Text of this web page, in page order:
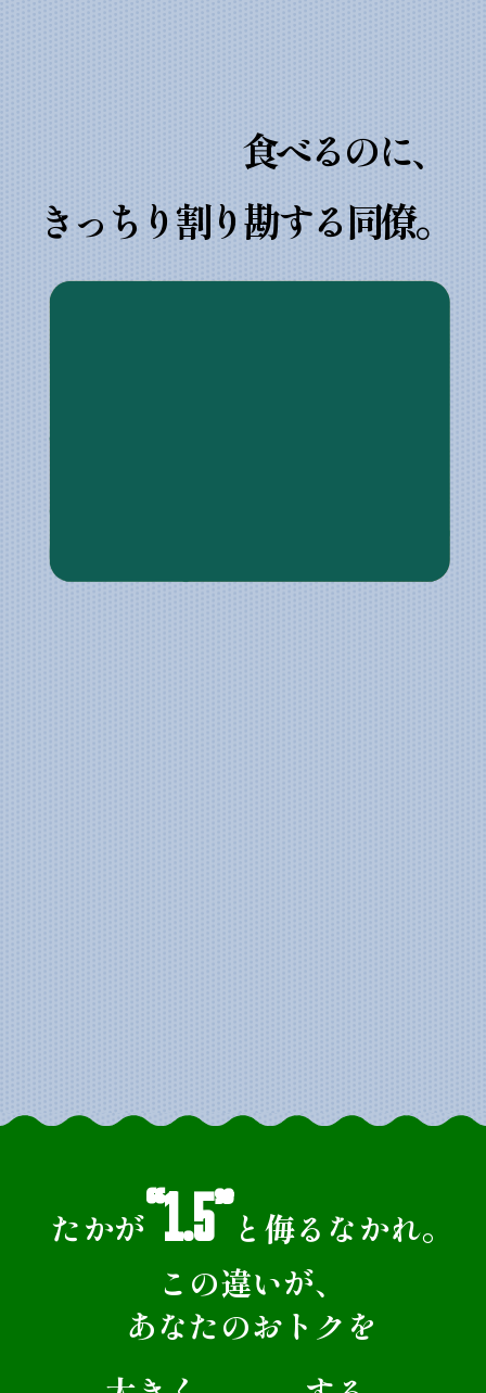
食べるのに、
きっちり割り勘する同僚。
たかが“1.5” と侮るなかれ。
この違いが、
あなたのおトクを